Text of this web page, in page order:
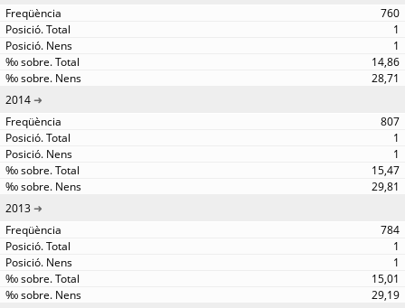
760
1
1
14,86
28,71
2014
807
1
1
15,47
29,81
2013
784
1
1
15,01
29,19